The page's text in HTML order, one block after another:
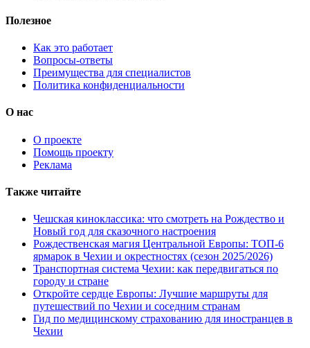
Полезное
Как это работает
Вопросы-ответы
Преимущества для специалистов
Политика конфиденциальности
О нас
О проекте
Помощь проекту
Реклама
Также читайте
Чешская киноклассика: что смотреть на Рождество и
Новый год для сказочного настроения
Рождественская магия Центральной Европы: ТОП-6
ярмарок в Чехии и окрестностях (сезон 2025/2026)
Транспортная система Чехии: как передвигаться по
городу и стране
Откройте сердце Европы: Лучшие маршруты для
путешествий по Чехии и соседним странам
Гид по медицинскому страхованию для иностранцев в
Чехии